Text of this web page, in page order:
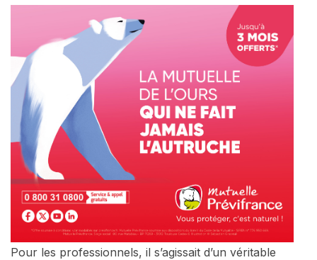
Pour les professionnels, il s’agissait d’un véritable